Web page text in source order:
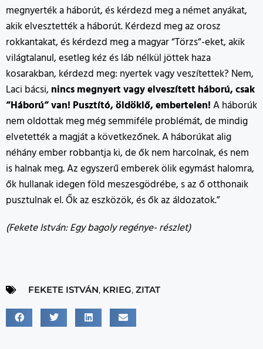
megnyerték a háborút, és kérdezd meg a német anyákat,
akik elvesztették a háborút. Kérdezd meg az orosz
rokkantakat, és kérdezd meg a magyar “Törzs“-eket, akik
világtalanul, esetleg kéz és láb nélkül jöttek haza
kosarakban, kérdezd meg: nyertek vagy veszítettek? Nem,
Laci bácsi, nincs megnyert vagy elveszített háború, csak
“Háború“ van! Pusztító, öldöklő, embertelen!A háborúk
nem oldottak meg még semmiféle problémát, de mindig
elvetették a magját a következőnek. A háborúkat alig
néhány ember robbantja ki, de ők nem harcolnak, és nem
is halnak meg. Az egyszerű emberek ölik egymást halomra,
ők hullanak idegen föld meszesgödrébe, s az ő otthonaik
pusztulnak el. Ők az eszközök, és ők az áldozatok.”
(Fekete István: Egy bagoly regénye- részlet)
FEKETE ISTVÁN, KRIEG, ZITAT